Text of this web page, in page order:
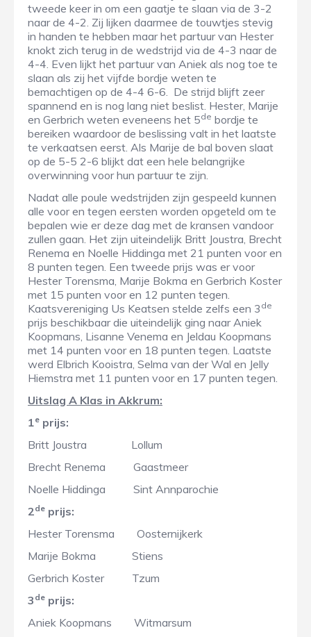
tweede keer in om een gaatje te slaan via de 3-2
naar de 4-2. Zij lijken daarmee de touwtjes stevig
in handen te hebben maar het partuur van Hester
knokt zich terug in de wedstrijd via de 4-3 naar de
4-4. Even lijkt het partuur van Aniek als nog toe te
slaan als zij het vijfde bordje weten te
bemachtigen op de 4-4 6-6. De strijd blijft zeer
spannend en is nog lang niet beslist. Hester, Marije
en Gerbrich weten eveneens het 5de bordje te
bereiken waardoor de beslissing valt in het laatste
te verkaatsen eerst. Als Marije de bal boven slaat
op de 5-5 2-6 blijkt dat een hele belangrijke
overwinning voor hun partuur te zijn.
Nadat alle poule wedstrijden zijn gespeeld kunnen
alle voor en tegen eersten worden opgeteld om te
bepalen wie er deze dag met de kransen vandoor
zullen gaan. Het zijn uiteindelijk Britt Joustra, Brecht
Renema en Noelle Hiddinga met 21 punten voor en
8 punten tegen. Een tweede prijs was er voor
Hester Torensma, Marije Bokma en Gerbrich Koster
met 15 punten voor en 12 punten tegen.
Kaatsvereniging Us Keatsen stelde zelfs een 3 de
prijs beschikbaar die uiteindelijk ging naar Aniek
Koopmans, Lisanne Venema en Jeldau Koopmans
met 14 punten voor en 18 punten tegen. Laatste
werd Elbrich Kooistra, Selma van der Wal en Jelly
Hiemstra met 11 punten voor en 17 punten tegen.
Uitslag A Klas in Akkrum:
1e prijs:
Britt Joustra Lollum
Brecht Renema Gaastmeer
Noelle Hiddinga Sint Annparochie
2de prijs:
Hester Torensma Oosternijkerk
Marije Bokma Stiens
Gerbrich Koster Tzum
3 de prijs:
Aniek Koopmans Witmarsum